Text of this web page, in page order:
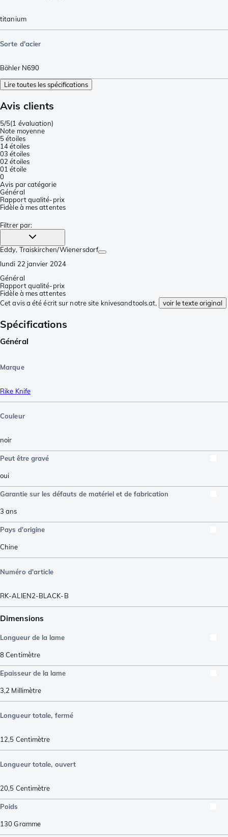
titanium
Sorte d'acier
Böhler N690
Lire toutes les spécifications
Avis clients
5/5(1 évaluation)
Note moyenne
5 étoiles
14 étoiles
03 étoiles
02 étoiles
01 étoile
0
Avis par catégorie
Général
Rapport qualité-prix
Fidèle à mes attentes
Filtrer par:
Eddy, Traiskirchen/Wienersdorf
lundi 22 janvier 2024
Général
Rapport qualité-prix
Fidèle à mes attentes
Cet avis a été écrit sur notre site knivesandtools.at,
voir le texte original
Spécifications
Général
Marque
Rike Knife
Couleur
noir
Peut être gravé
oui
Garantie sur les défauts de matériel et de fabrication
3 ans
Pays d'origine
Chine
Numéro d'article
RK-ALIEN2-BLACK-B
Dimensions
Longueur de la lame
8Centimètre
Epaisseur de la lame
3,2 Millimètre
Longueur totale, fermé
12,5 Centimètre
Longueur totale, ouvert
20,5 Centimètre
Poids
130Gramme